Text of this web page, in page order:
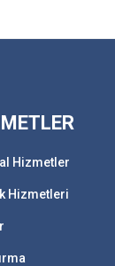
Hizmetler
Hizmetleri